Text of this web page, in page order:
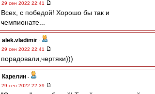
29 сен 2022 22:41
Всех, с победой! Хорошо бы так и
чемпионате...
alek.vladimir -
29 сен 2022 22:41
порадовали,чертяки)))
Карелин -
29 сен 2022 22:39